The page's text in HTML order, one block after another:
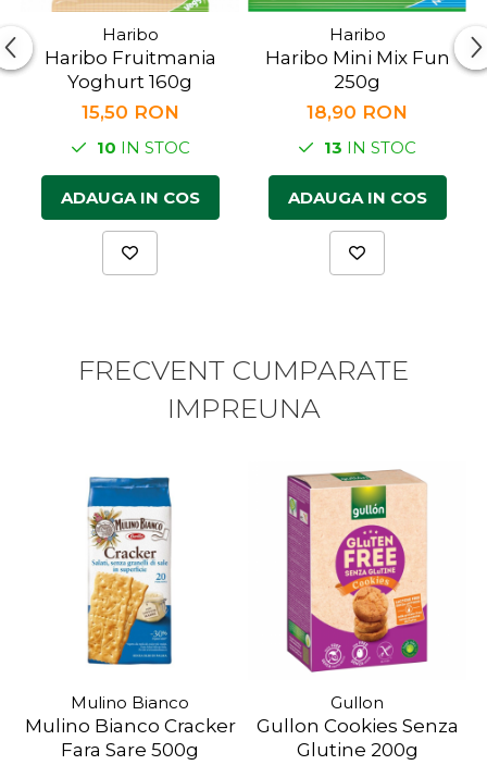
Haribo
Haribo Fruitmania
Yoghurt 160g
15,50 RON
10 IN STOC
ADAUGA IN COS
Haribo
Haribo Mini Mix Fun
250g
18,90 RON
13 IN STOC
ADAUGA IN COS
FRECVENT CUMPARATE
IMPREUNA
Mulino Bianco
Mulino Bianco Cracker
Fara Sare 500g
Gullon
Gullon Cookies Senza
Glutine 200g